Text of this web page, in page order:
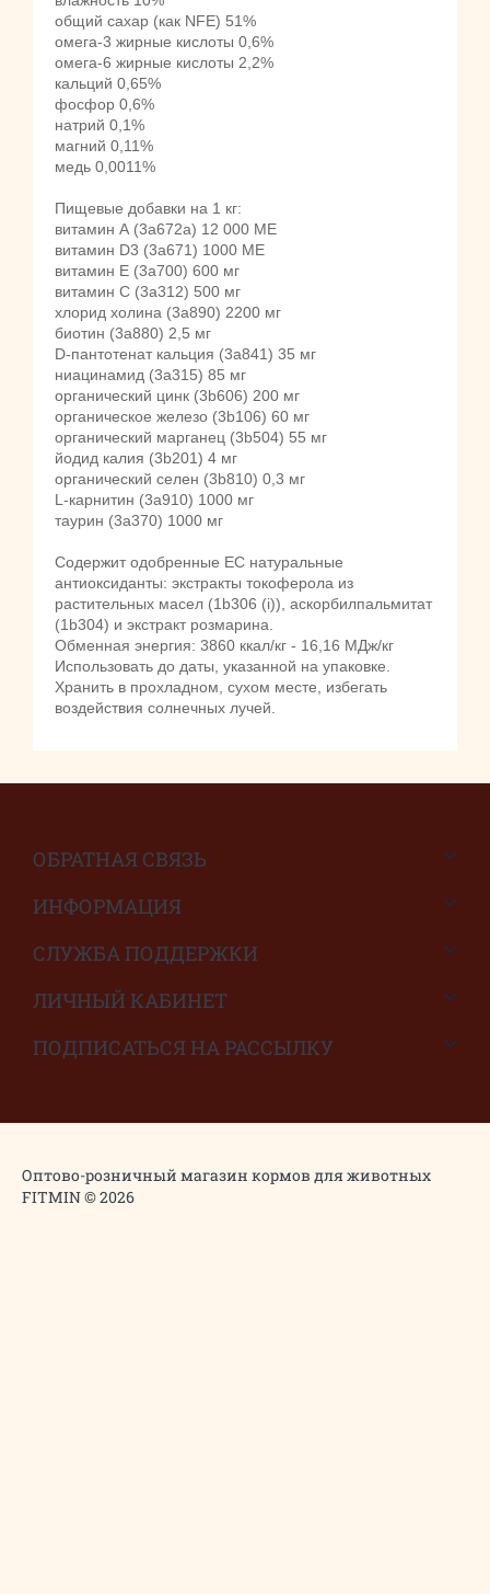
общий сахар (как NFE) 51%
омега-3 жирные кислоты 0,6%
омега-6 жирные кислоты 2,2%
кальций 0,65%
фосфор 0,6%
натрий 0,1%
магний 0,11%
медь 0,0011%
Пищевые добавки на 1 кг:
витамин А (3a672a) 12 000 МЕ
витамин D3 (3a671) 1000 МЕ
витамин Е (3а700) 600 мг
витамин С (3a312) 500 мг
хлорид холина (3a890) 2200 мг
биотин (3a880) 2,5 мг
D-пантотенат кальция (3a841) 35 мг
ниацинамид (3a315) 85 мг
органический цинк (3b606) 200 мг
органическое железо (3b106) 60 мг
органический марганец (3b504) 55 мг
йодид калия (3b201) 4 мг
органический селен (3b810) 0,3 мг
L-карнитин (3a910) 1000 мг
таурин (3а370) 1000 мг
Содержит одобренные ЕС натуральные
антиоксиданты: экстракты токоферола из
растительных масел (1b306 (i)), аскорбилпальмитат
(1b304) и экстракт розмарина.
Обменная энергия: 3860 ккал/кг - 16,16 МДж/кг
Использовать до даты, указанной на упаковке.
Хранить в прохладном, сухом месте, избегать
воздействия солнечных лучей.
ОБРАТНАЯ СВЯЗЬ
ИНФОРМАЦИЯ
СЛУЖБА ПОДДЕРЖКИ
ЛИЧНЫЙ КАБИНЕТ
ПОДПИСАТЬСЯ НА РАССЫЛКУ
Оптово-розничный магазин кормов для животных
FITMIN © 2026